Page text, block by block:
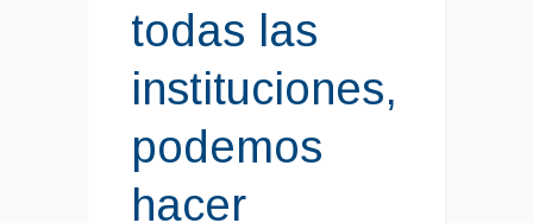
todas las
instituciones,
podemos
hacer